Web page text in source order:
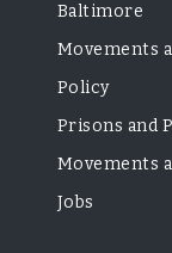
Baltimore
Movements
Policy
Prisons and
Movements
Jobs